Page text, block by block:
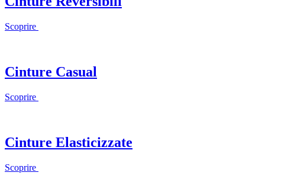
Scoprire
Cinture Casual
Scoprire
Cinture Elasticizzate
Scoprire